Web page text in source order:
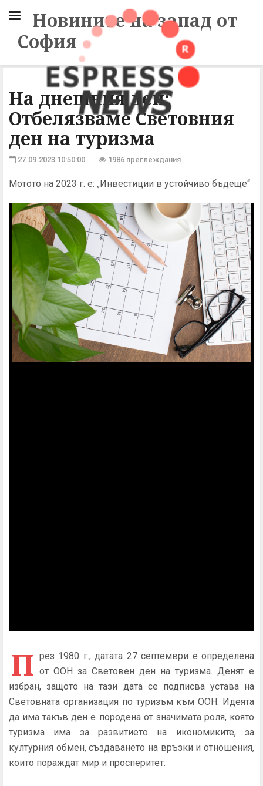
Новините на запад от
София
На днешния ден:
Отбелязваме Световния
ден на туризма
27.09.2023 10:50:00 1986 преглеждания
Мотото на 2023 г. е: „Инвестиции в устойчиво бъдеще“
П рез 1980 г., датата 27 септември е определена
от ООН за Световен ден на туризма. Денят е
избран, защото на тази дата се подписва устава на
Световната организация по туризъм към ООН. Идеята
да има такъв ден е породена от значимата роля, която
туризма има за развитието на икономиките, за
културния обмен, създаването на връзки и отношения,
които пораждат мир и просперитет.